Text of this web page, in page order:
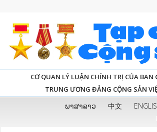
CƠ QUAN LÝ LUẬN CHÍNH TRỊ CỦA BAN
TRUNG ƯƠNG ĐẢNG CỘNG SẢN
ພາສາລາວ 中文